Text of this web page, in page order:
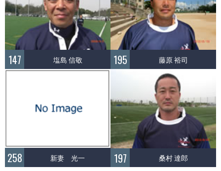
147 塩島 信敬 195 藤原 裕司
258 新妻 光一 197 桑村 達郎